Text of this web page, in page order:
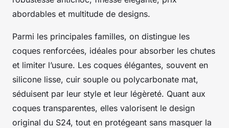
abordables et multitude de designs.
Parmi les principales familles, on distingue les
coques renforcées, idéales pour absorber les chutes
et limiter l’usure. Les coques élégantes, souvent en
silicone lisse, cuir souple ou polycarbonate mat,
séduisent par leur style et leur légèreté. Quant aux
coques transparentes, elles valorisent le design
original du S24, tout en protégeant sans masquer la